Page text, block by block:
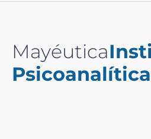
Mayéutica
Psicoanalítica